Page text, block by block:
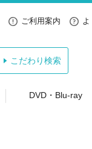
ご利用案内
こだわり検索
DVD・Blu-ray